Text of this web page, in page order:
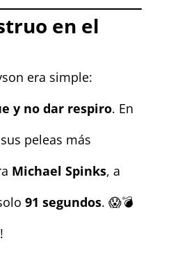
en el
era simple:
y no dar respiro. En
peleas más
Michael Spinks, a
91 segundos. 😱💣